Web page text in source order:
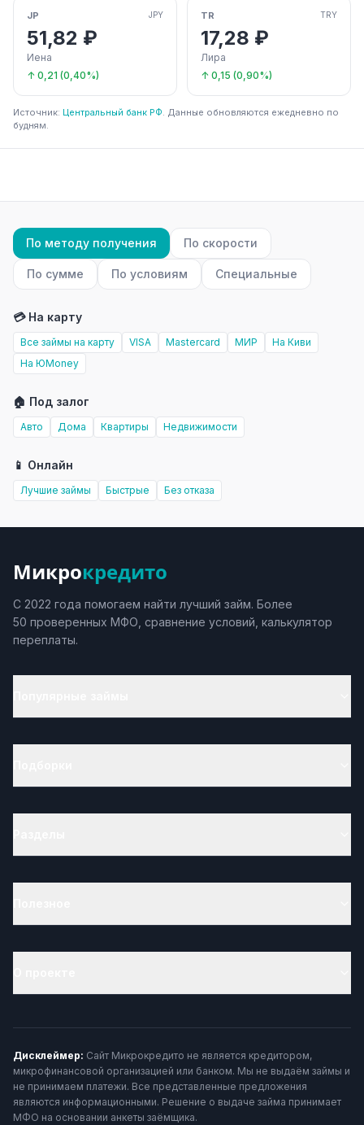
JP JPY
51,82 ₽
Иена
↑ 0,21 (0,40%)
TR TRY
17,28 ₽
Лира
↑ 0,15 (0,90%)
Источник: Центральный банк РФ. Данные обновляются ежедневно по
будням.
По методу получения По скорости
По сумме По условиям Специальные
💳 На карту
Все займы на карту VISA Mastercard МИР
На Киви
На ЮMoney
🏠 Под залог
Авто Дома Квартиры Недвижимости
📱 Онлайн
Лучшие займы Быстрые Без отказа
Микрокредито
С 2022 года помогаем найти лучший займ. Более
50 проверенных МФО, сравнение условий, калькулятор
переплаты.
Дисклеймер: Сайт Микрокредито не является кредитором,
микрофинансовой организацией или банком. Мы не выдаём займы и
не принимаем платежи. Все представленные предложения
являются информационными. Решение о выдаче займа принимает
МФО на основании анкеты заёмщика.